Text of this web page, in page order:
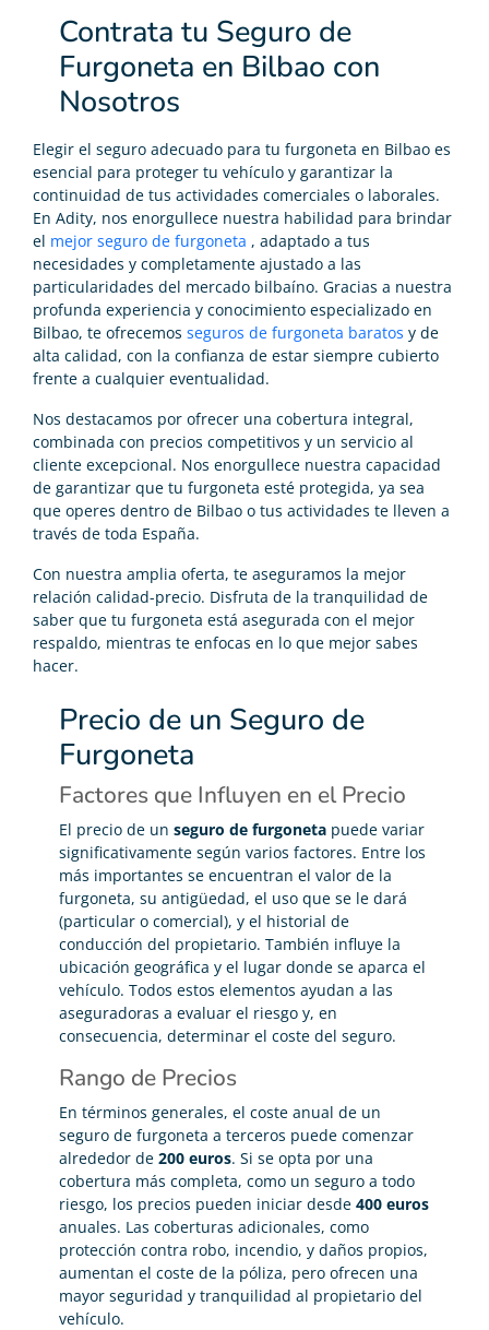
Contrata tu Seguro de
Furgoneta en Bilbao con
Nosotros
Elegir el seguro adecuado para tu furgoneta en Bilbao es
esencial para proteger tu vehículo y garantizar la
continuidad de tus actividades comerciales o laborales.
En Adity, nos enorgullece nuestra habilidad para brindar
el mejor seguro de furgoneta , adaptado a tus
necesidades y completamente ajustado a las
particularidades del mercado bilbaíno. Gracias a nuestra
profunda experiencia y conocimiento especializado en
Bilbao, te ofrecemos seguros de furgoneta baratos y de
alta calidad, con la confianza de estar siempre cubierto
frente a cualquier eventualidad.
Nos destacamos por ofrecer una cobertura integral,
combinada con precios competitivos y un servicio al
cliente excepcional. Nos enorgullece nuestra capacidad
de garantizar que tu furgoneta esté protegida, ya sea
que operes dentro de Bilbao o tus actividades te lleven a
través de toda España.
Con nuestra amplia oferta, te aseguramos la mejor
relación calidad-precio. Disfruta de la tranquilidad de
saber que tu furgoneta está asegurada con el mejor
respaldo, mientras te enfocas en lo que mejor sabes
hacer.
Precio de un Seguro de
Furgoneta
Factores que Influyen en el Precio
El precio de un seguro de furgoneta puede variar
significativamente según varios factores. Entre los
más importantes se encuentran el valor de la
furgoneta, su antigüedad, el uso que se le dará
(particular o comercial), y el historial de
conducción del propietario. También influye la
ubicación geográfica y el lugar donde se aparca el
vehículo. Todos estos elementos ayudan a las
aseguradoras a evaluar el riesgo y, en
consecuencia, determinar el coste del seguro.
Rango de Precios
En términos generales, el coste anual de un
seguro de furgoneta a terceros puede comenzar
alrededor de 200 euros. Si se opta por una
cobertura más completa, como un seguro a todo
riesgo, los precios pueden iniciar desde 400 euros
anuales. Las coberturas adicionales, como
protección contra robo, incendio, y daños propios,
aumentan el coste de la póliza, pero ofrecen una
mayor seguridad y tranquilidad al propietario del
vehículo.